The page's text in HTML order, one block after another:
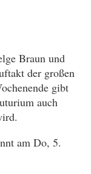
Braun und
der großen
gibt
auch
am Do, 5.